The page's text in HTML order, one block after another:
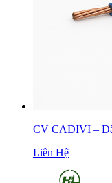
CV CADIVI –
Liên Hệ